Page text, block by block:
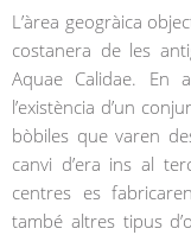
L’àrea geogràica
costanera de les
Aquae Calidae. En
l’existència d’un
bòbiles que varen
canvi d’era ins al
centres es
també altres tipus